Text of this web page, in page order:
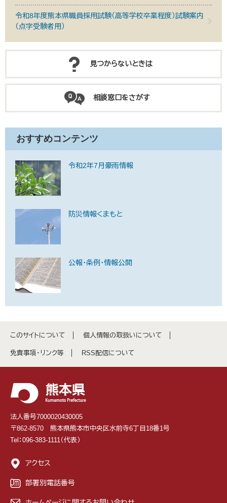
令和8年度熊本県職員採用試験（高等学校卒業程度）試験案内
（点字受験者用）
見つからないときは
相談窓口をさがす
おすすめコンテンツ
令和2年7月豪雨情報
防災情報くまもと
公報・条例・情報公開
このサイトについて 個人情報の取扱いについて
免責事項・リンク等 RSS配信について
法人番号7000020430005
〒862-8570 熊本県熊本市中央区水前寺6丁目18番1号
Tel：096-383-1111（代表）
アクセス
部署別電話番号